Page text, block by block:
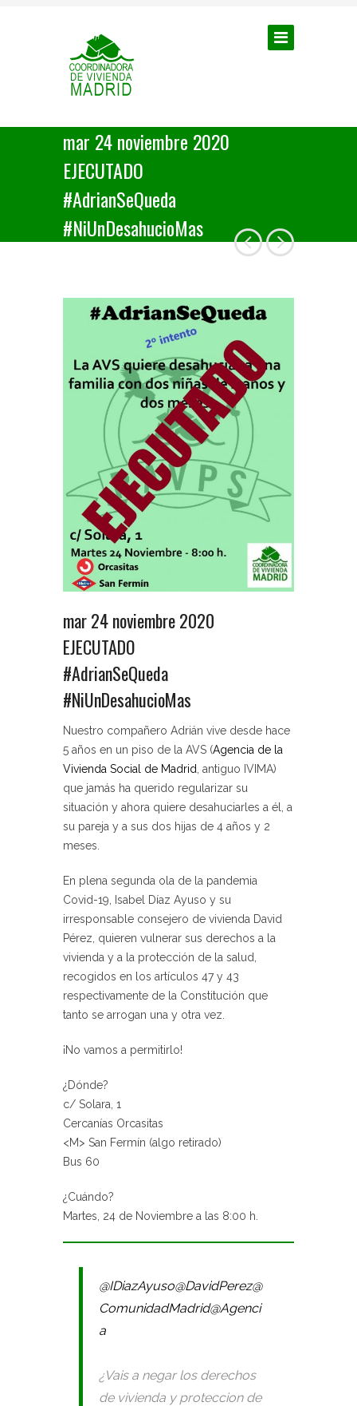
mar 24 noviembre 2020
EJECUTADO
#AdrianSeQueda
#NiUnDesahucioMas
mar 24 noviembre 2020
EJECUTADO
#AdrianSeQueda
#NiUnDesahucioMas
Nuestro compañero Adrián vive desde hace
5 años en un piso de la AVS (Agencia de la
Vivienda Social de Madrid , antiguo IVIMA)
que jamás ha querido regularizar su
situación y ahora quiere desahuciarles a él, a
su pareja y a sus dos hijas de 4 años y 2
meses.
En plena segunda ola de la pandemia
Covid-19, Isabel Díaz Ayuso y su
irresponsable consejero de vivienda David
Pérez, quieren vulnerar sus derechos a la
vivienda y a la protección de la salud,
recogidos en los artículos 47 y 43
respectivamente de la Constitución que
tanto se arrogan una y otra vez.
¡No vamos a permitirlo!
¿Dónde?
c/ Solara, 1
Cercanías Orcasitas
<M> San Fermín (algo retirado)
Bus 60
¿Cuándo?
Martes, 24 de Noviembre a las 8:00 h.
@IDiazAyuso@DavidPerez@
ComunidadMadrid@Agenci
a
¿Vais a negar los derechos
de vivienda y proteccion de